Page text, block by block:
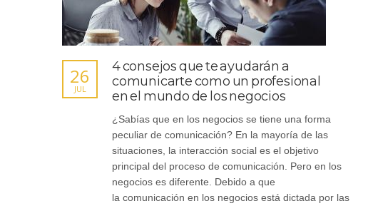
4 consejos que te ayudarán a
comunicarte como un profesional
en el mundo de los negocios
26
JUL
¿Sabías que en los negocios se tiene una forma
peculiar de comunicación? En la mayoría de las
situaciones, la interacción social es el objetivo
principal del proceso de comunicación. Pero en los
negocios es diferente. Debido a que
la comunicación en los negocios está dictada por las